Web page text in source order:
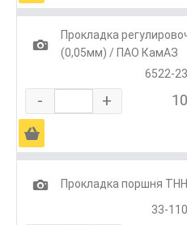
1
Прокладка
(0,05мм) / ПАО КамАЗ
6522-
- +
Ä
1
Прокладка поршня
33-